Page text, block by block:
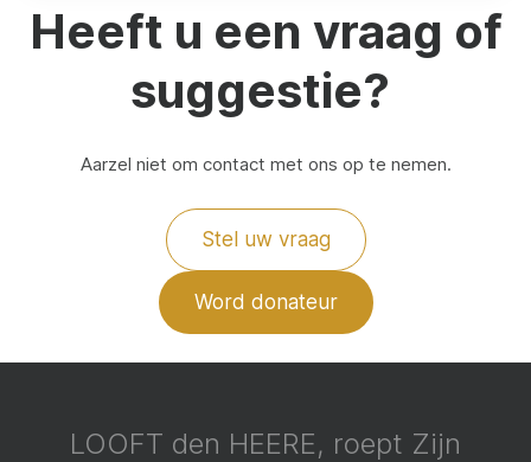
Heeft u een vraag of
suggestie?
Aarzel niet om contact met ons op te nemen.
Stel uw vraag
Word donateur
LOOFT den HEERE, roept Zijn